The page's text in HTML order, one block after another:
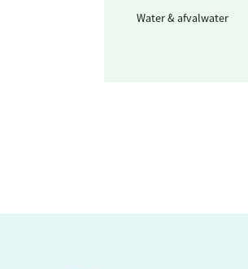
Water & afvalwater